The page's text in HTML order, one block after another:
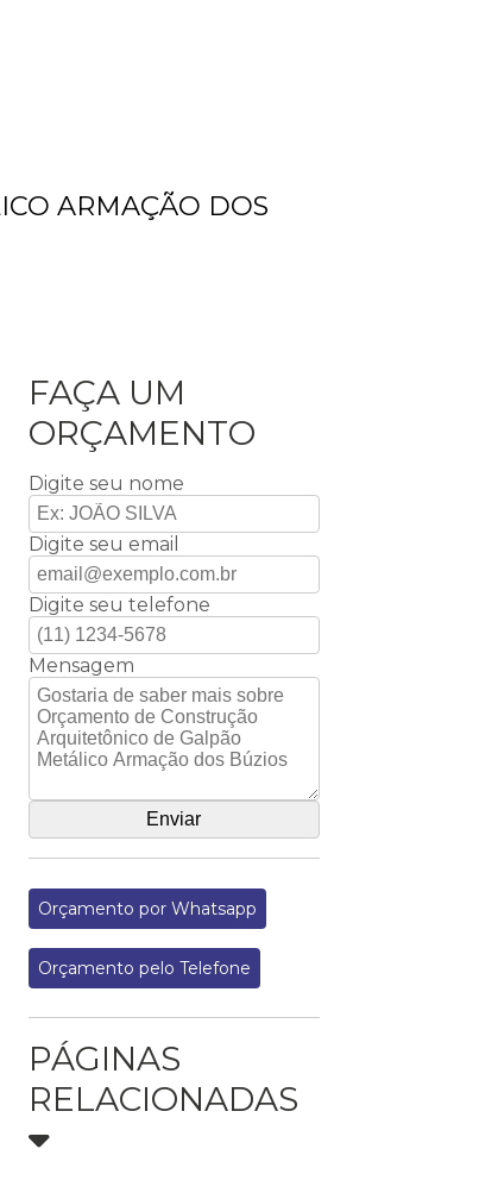
ARMAÇÃO DOS
FAÇA UM
ORÇAMENTO
Digite seu nome
Digite seu email
Digite seu telefone
Mensagem
Orçamento por Whatsapp
Orçamento pelo Telefone
PÁGINAS
RELACIONADAS